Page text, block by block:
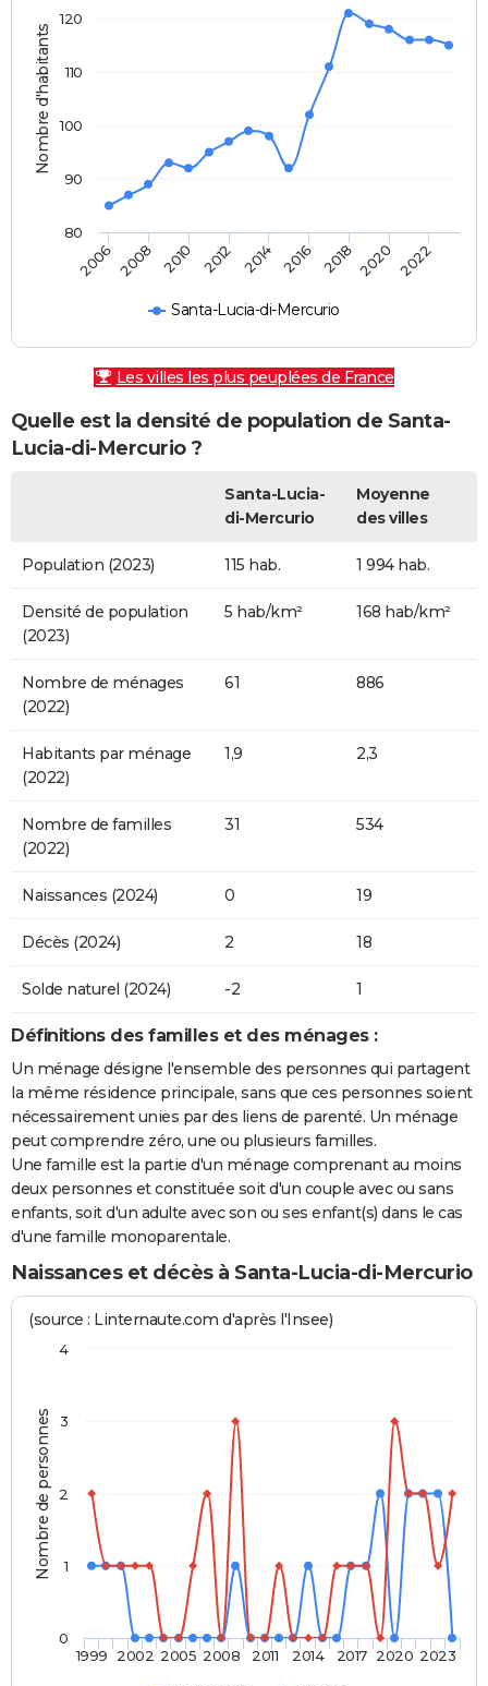
Nombre d'habitants
Santa-Lucia-di-Mercurio
2006 2008 2010 2012 2014 2016 2018 2020 2022
80
90
100
110
120
Les villes les plus peuplées de France
Quelle est la densité de population de Santa-
Lucia-di-Mercurio ?
Santa-Lucia-
di-Mercurio
Moyenne
des villes
Population (2023) 115 hab. 1 994 hab.
Densité de population
(2023)
5 hab/km² 168 hab/km²
Nombre de ménages
(2022)
61 886
Habitants par ménage
(2022)
1,9 2,3
Nombre de familles
(2022)
31 534
Naissances (2024) 0 19
Décès (2024) 2 18
Solde naturel (2024) -2 1
Définitions des familles et des ménages :
Un ménage désigne l'ensemble des personnes qui partagent
la même résidence principale, sans que ces personnes soient
nécessairement unies par des liens de parenté. Un ménage
peut comprendre zéro, une ou plusieurs familles.
Une famille est la partie d'un ménage comprenant au moins
deux personnes et constituée soit d'un couple avec ou sans
enfants, soit d'un adulte avec son ou ses enfant(s) dans le cas
d'une famille monoparentale.
Naissances et décès à Santa-Lucia-di-Mercurio
Nombre de personnes
(source : Linternaute.com d'après l'Insee)
1999 2002 2005 2008 2011 2014 2017 2020 2023
0
1
2
3
4